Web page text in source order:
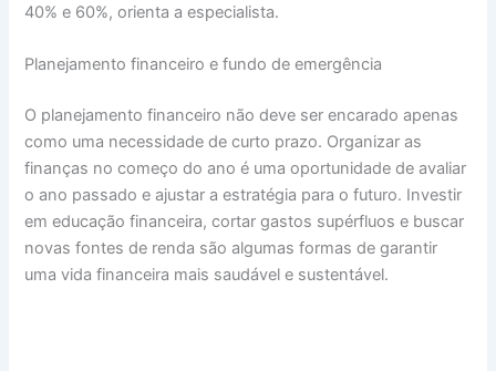
40% e 60%, orienta a especialista.
Planejamento financeiro e fundo de emergência
O planejamento financeiro não deve ser encarado apenas
como uma necessidade de curto prazo. Organizar as
finanças no começo do ano é uma oportunidade de avaliar
o ano passado e ajustar a estratégia para o futuro. Investir
em educação financeira, cortar gastos supérfluos e buscar
novas fontes de renda são algumas formas de garantir
uma vida financeira mais saudável e sustentável.